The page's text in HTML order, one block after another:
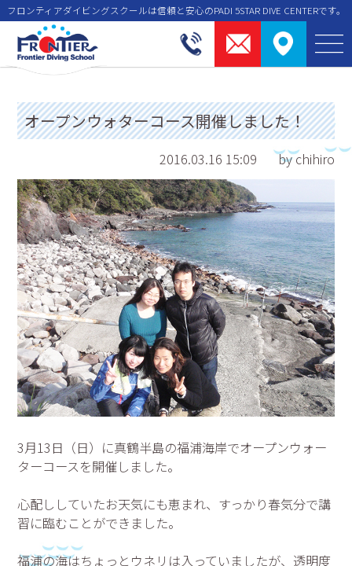
フロンティアダイビングスクールは信頼と安⼼のPADI 5STAR DIVE CENTERです。
オープンウォターコース開催しました！
2016.03.16 15:09 by chihiro
3月13日（日）に真鶴半島の福浦海岸でオープンウォー
ターコースを開催しました。
心配ししていたお天気にも恵まれ、すっかり春気分で講
習に臨むことができました。
福浦の海はちょっとウネリは入っていましたが、透明度